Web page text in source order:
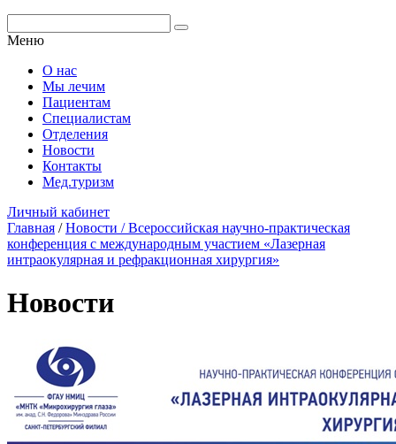
Меню
О нас
Мы лечим
Пациентам
Специалистам
Отделения
Новости
Контакты
Мед.туризм
Личный кабинет
Главная /Новости / Всероссийская научно-практическая
конференция с международным участием «Лазерная
интраокулярная и рефракционная хирургия»
Новости